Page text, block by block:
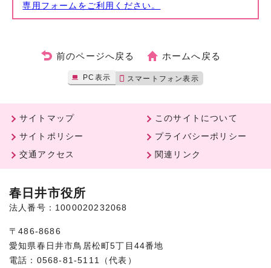
専用フォームをご利用ください。
前のページへ戻る ホームへ戻る
PC表示 スマートフォン表示
サイトマップ
このサイトについて
サイトポリシー
プライバシーポリシー
交通アクセス
関連リンク
春日井市役所
法人番号：1000020232068
〒486-8686
愛知県春日井市鳥居松町5丁目44番地
電話：0568-81-5111（代表）